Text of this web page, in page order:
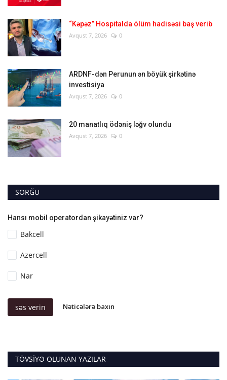
“Kəpəz” Hospitalda ölüm hadisəsi baş verib
Avqust 7, 2026 0
ARDNF-dən Perunun ən böyük şirkətinə
investisiya
Avqust 7, 2026 0
20 manatlıq ödəniş ləğv olundu
Avqust 7, 2026 0
SORĞU
Hansı mobil operatordan şikayətiniz var?
Bakcell
Azercell
Nar
səs verin Nəticələrə baxın
TÖVSIYƏ OLUNAN YAZILAR